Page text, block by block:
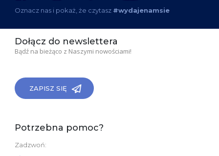
Oznacz nas i pokaż, że czytasz #wydajenamsie
Dołącz do newslettera
Bądź na bieżąco z Naszymi nowościami!
ZAPISZ SIĘ
Potrzebna pomoc?
Zadzwoń: